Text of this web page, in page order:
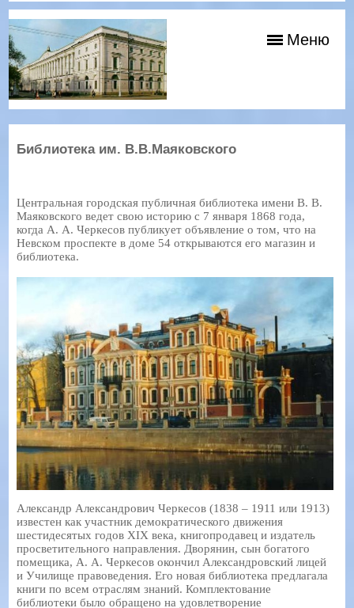
Меню
Библиотека им. В.В.Маяковского
Центральная городская публичная библиотека имени В. В.
Маяковского ведет свою историю с 7 января 1868 года,
когда А. А. Черкесов публикует объявление о том, что на
Невском проспекте в доме 54 открываются его магазин и
библиотека.
Александр Александрович Черкесов (1838 – 1911 или 1913)
известен как участник демократического движения
шестидесятых годов XIX века, книгопродавец и издатель
просветительного направления. Дворянин, сын богатого
помещика, А. А. Черкесов окончил Александровский лицей
и Училище правоведения. Его новая библиотека предлагала
книги по всем отраслям знаний. Комплектование
библиотеки было обращено на удовлетворение